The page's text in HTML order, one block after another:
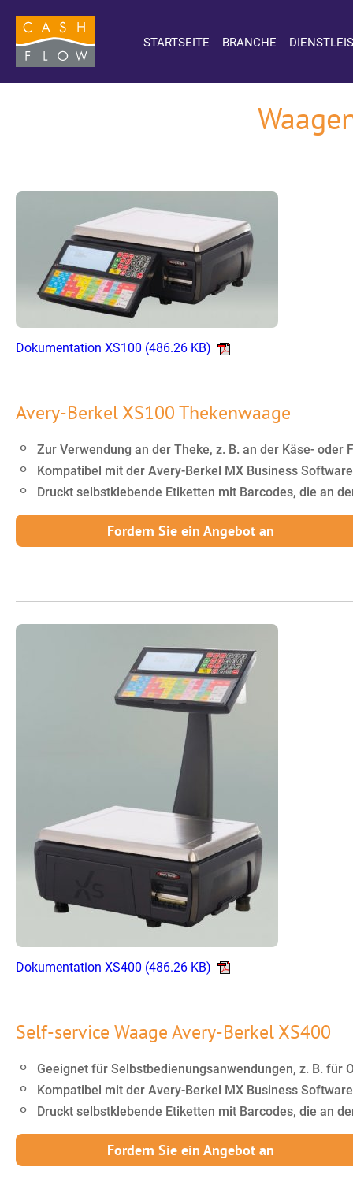
STARTSEITE BRANCHE
Avery-Berkel XS100 Thekenwaage
Zur Verwendung an der Theke, z. B. an der Käse- oder
Kompatibel mit der Avery-Berkel MX Business Software
Druckt selbstklebende Etiketten mit Barcodes, die an
Fordern Sie ein Angebot an
Dokumentation XS100 (486.26 KB)
Self-service Waage Avery-Berkel XS400
Geeignet für Selbstbedienungsanwendungen, z. B. für
Kompatibel mit der Avery-Berkel MX Business Software
Druckt selbstklebende Etiketten mit Barcodes, die an
Fordern Sie ein Angebot an
Dokumentation XS400 (486.26 KB)